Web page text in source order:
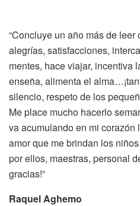
“Concluye un año más de
alegrías, satisfacciones,
mentes, hace viajar, incentiva
enseña, alimenta el
silencio, respeto de los
Me place mucho hacerlo
va acumulando en mi corazón
amor que me brindan los
por ellos, maestras, personal
gracias!”
Raquel Aghemo